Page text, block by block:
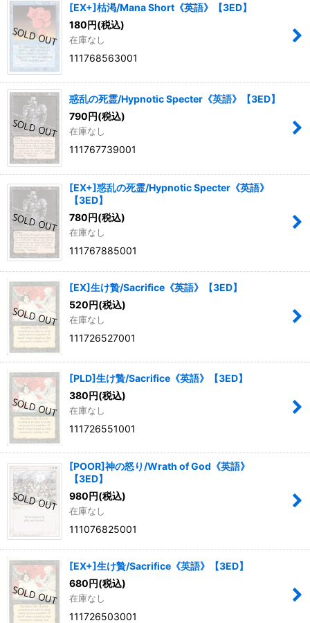
[EX+]枯渇/Mana Short《英語》【3ED】
180円(税込)
在庫なし
111768563001
惑乱の死霊/Hypnotic Specter《英語》【3ED】
790円(税込)
在庫なし
111767739001
[EX+]惑乱の死霊/Hypnotic Specter《英語》
【3ED】
780円(税込)
在庫なし
111767885001
[EX]生け贄/Sacrifice《英語》【3ED】
520円(税込)
在庫なし
111726527001
[PLD]生け贄/Sacrifice《英語》【3ED】
380円(税込)
在庫なし
111726551001
[POOR]神の怒り/Wrath of God《英語》
【3ED】
980円(税込)
在庫なし
111076825001
[EX+]生け贄/Sacrifice《英語》【3ED】
680円(税込)
在庫なし
111726503001